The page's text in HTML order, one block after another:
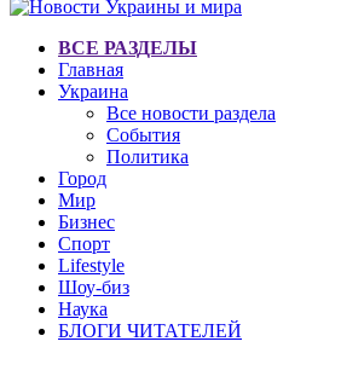
ВСЕ РАЗДЕЛЫ
Главная
Украина
Все новости раздела
События
Политика
Город
Мир
Бизнес
Спорт
Lifestyle
Шоу-биз
Наука
БЛОГИ ЧИТАТЕЛЕЙ